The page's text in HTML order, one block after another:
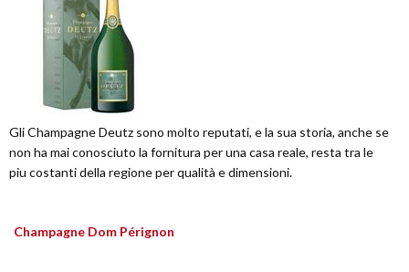
Gli Champagne Deutz sono molto reputati, e la sua storia, anche se
non ha mai conosciuto la fornitura per una casa reale, resta tra le
piu costanti della regione per qualità e dimensioni.
Champagne Dom Pérignon